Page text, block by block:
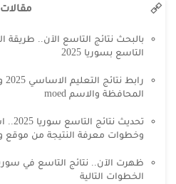
بالبحث نتائج التاسع الآن..
التاسع بسوريا 2025
المحافظة والاسم moed
وخطوات معرفة النتيجة من موقع
الخطوات التالية